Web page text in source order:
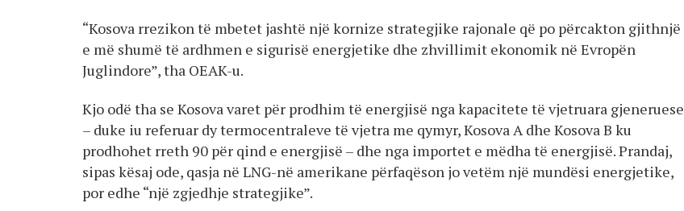
“Kosova rrezikon të mbetet jashtë një kornize strategjike rajonale që po përcakton gjithnjë
e më shumë të ardhmen e sigurisë energjetike dhe zhvillimit ekonomik në Evropën
Juglindore”, tha OEAK-u.
Kjo odë tha se Kosova varet për prodhim të energjisë nga kapacitete të vjetruara gjeneruese
– duke iu referuar dy termocentraleve të vjetra me qymyr, Kosova A dhe Kosova B ku
prodhohet rreth 90 për qind e energjisë – dhe nga importet e mëdha të energjisë. Prandaj,
sipas kësaj ode, qasja në LNG-në amerikane përfaqëson jo vetëm një mundësi energjetike,
por edhe “një zgjedhje strategjike”.